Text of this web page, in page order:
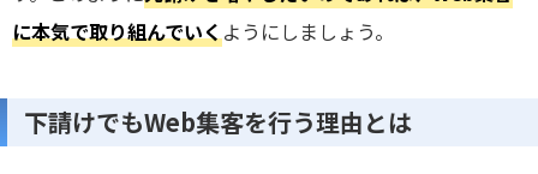
に本気で取り組んでいくようにしましょう。
下請けでもWeb集客を行う理由とは